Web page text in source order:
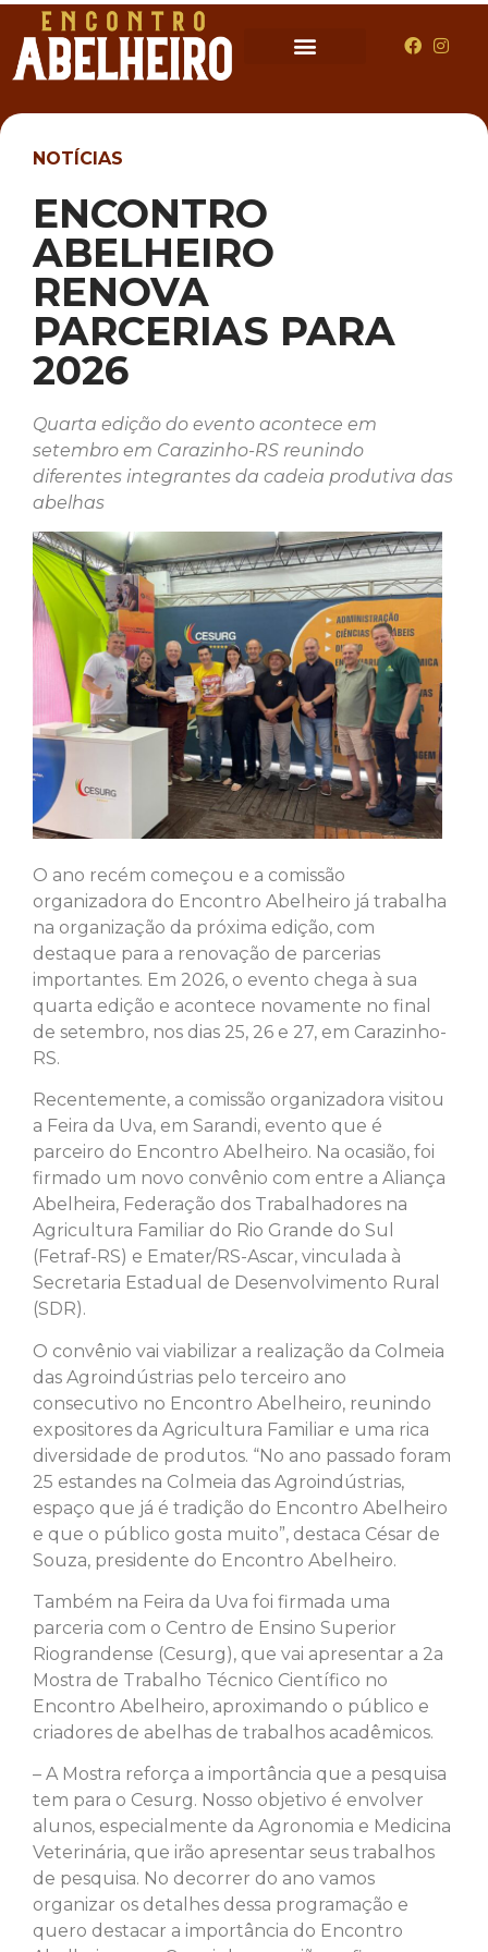
NOTÍCIAS
ENCONTRO
ABELHEIRO
RENOVA
PARCERIAS PARA
2026
Quarta edição do evento acontece em
setembro em Carazinho-RS reunindo
diferentes integrantes da cadeia produtiva das
abelhas
O ano recém começou e a comissão
organizadora do Encontro Abelheiro já trabalha
na organização da próxima edição, com
destaque para a renovação de parcerias
importantes. Em 2026, o evento chega à sua
quarta edição e acontece novamente no final
de setembro, nos dias 25, 26 e 27, em Carazinho-
RS.
Recentemente, a comissão organizadora visitou
a Feira da Uva, em Sarandi, evento que é
parceiro do Encontro Abelheiro. Na ocasião, foi
firmado um novo convênio com entre a Aliança
Abelheira, Federação dos Trabalhadores na
Agricultura Familiar do Rio Grande do Sul
(Fetraf-RS) e Emater/RS-Ascar, vinculada à
Secretaria Estadual de Desenvolvimento Rural
(SDR).
O convênio vai viabilizar a realização da Colmeia
das Agroindústrias pelo terceiro ano
consecutivo no Encontro Abelheiro, reunindo
expositores da Agricultura Familiar e uma rica
diversidade de produtos. “No ano passado foram
25 estandes na Colmeia das Agroindústrias,
espaço que já é tradição do Encontro Abelheiro
e que o público gosta muito”, destaca César de
Souza, presidente do Encontro Abelheiro.
Também na Feira da Uva foi firmada uma
parceria com o Centro de Ensino Superior
Riograndense (Cesurg), que vai apresentar a 2a
Mostra de Trabalho Técnico Científico no
Encontro Abelheiro, aproximando o público e
criadores de abelhas de trabalhos acadêmicos.
– A Mostra reforça a importância que a pesquisa
tem para o Cesurg. Nosso objetivo é envolver
alunos, especialmente da Agronomia e Medicina
Veterinária, que irão apresentar seus trabalhos
de pesquisa. No decorrer do ano vamos
organizar os detalhes dessa programação e
quero destacar a importância do Encontro